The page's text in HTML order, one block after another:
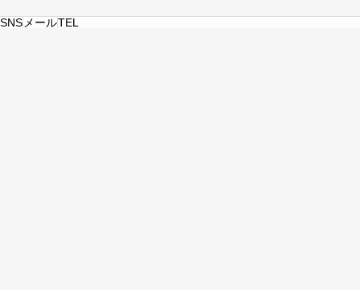
SNSメールTEL